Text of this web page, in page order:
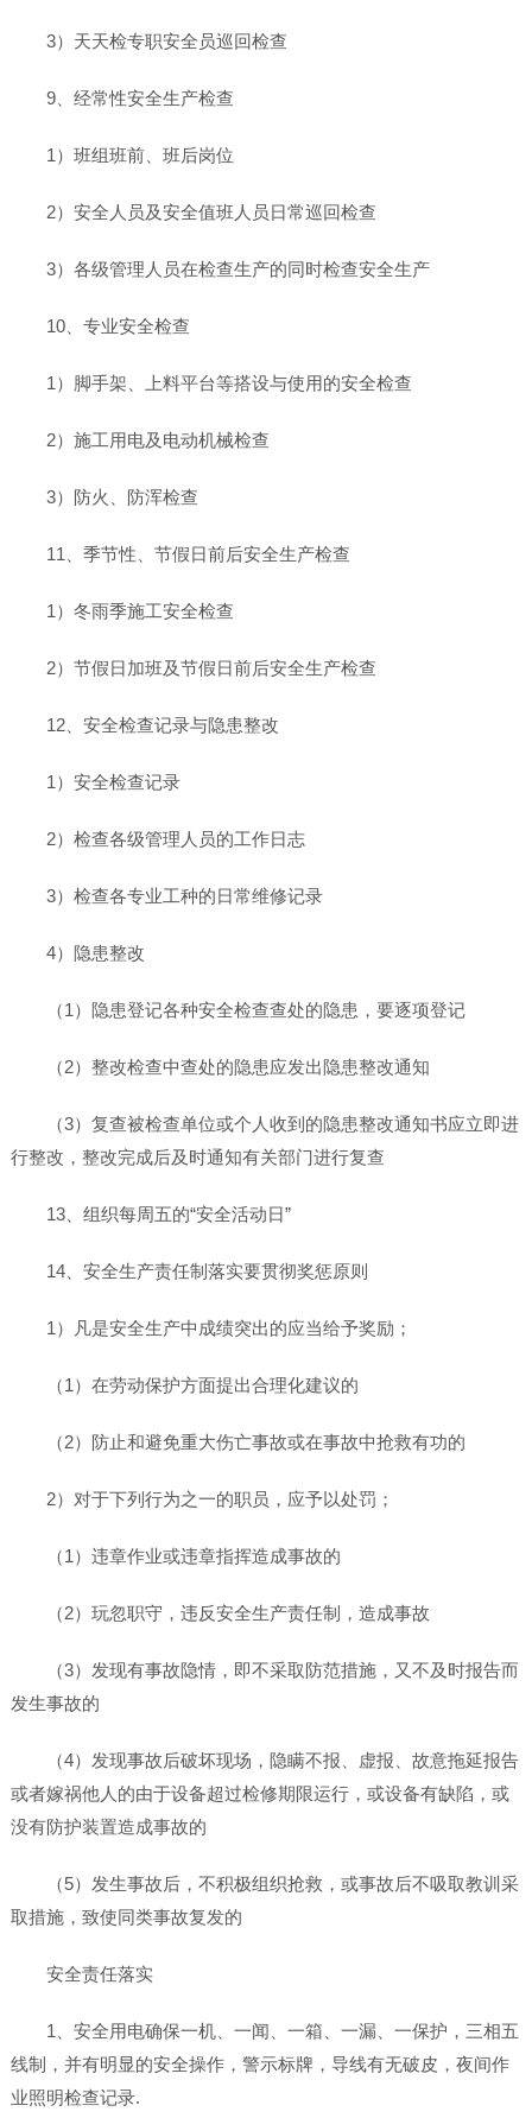
3）天天检专职安全员巡回检查
9、经常性安全生产检查
1）班组班前、班后岗位
2）安全人员及安全值班人员日常巡回检查
3）各级管理人员在检查生产的同时检查安全生产
10、专业安全检查
1）脚手架、上料平台等搭设与使用的安全检查
2）施工用电及电动机械检查
3）防火、防浑检查
11、季节性、节假日前后安全生产检查
1）冬雨季施工安全检查
2）节假日加班及节假日前后安全生产检查
12、安全检查记录与隐患整改
1）安全检查记录
2）检查各级管理人员的工作日志
3）检查各专业工种的日常维修记录
4）隐患整改
（1）隐患登记各种安全检查查处的隐患，要逐项登记
（2）整改检查中查处的隐患应发出隐患整改通知
（3）复查被检查单位或个人收到的隐患整改通知书应立即进
行整改，整改完成后及时通知有关部门进行复查
13、组织每周五的“安全活动日”
14、安全生产责任制落实要贯彻奖惩原则
1）凡是安全生产中成绩突出的应当给予奖励；
（1）在劳动保护方面提出合理化建议的
（2）防止和避免重大伤亡事故或在事故中抢救有功的
2）对于下列行为之一的职员，应予以处罚；
（1）违章作业或违章指挥造成事故的
（2）玩忽职守，违反安全生产责任制，造成事故
（3）发现有事故隐情，即不采取防范措施，又不及时报告而
发生事故的
（4）发现事故后破坏现场，隐瞒不报、虚报、故意拖延报告
或者嫁祸他人的由于设备超过检修期限运行，或设备有缺陷，或
没有防护装置造成事故的
（5）发生事故后，不积极组织抢救，或事故后不吸取教训采
取措施，致使同类事故复发的
安全责任落实
1、安全用电确保一机、一闻、一箱、一漏、一保护，三相五
线制，并有明显的安全操作，警示标牌，导线有无破皮，夜间作
业照明检查记录.